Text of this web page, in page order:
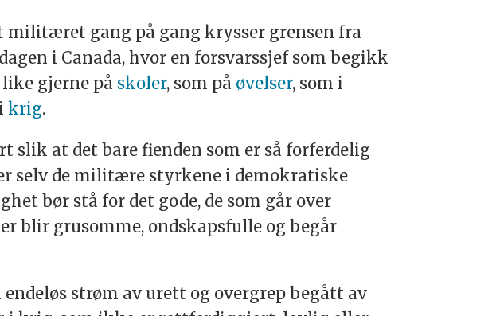
militæret gang på gang krysser grensen fra
i Canada, hvor en forsvarssjef som begikk
gjerne på skoler, som på øvelser, som i
ikrig.
slik at det bare fienden som er så forferdelig
selv de militære styrkene i demokratiske
bør stå for det gode, de som går over
blir grusomme, ondskapsfulle og begår
strøm av urett og overgrep begått av